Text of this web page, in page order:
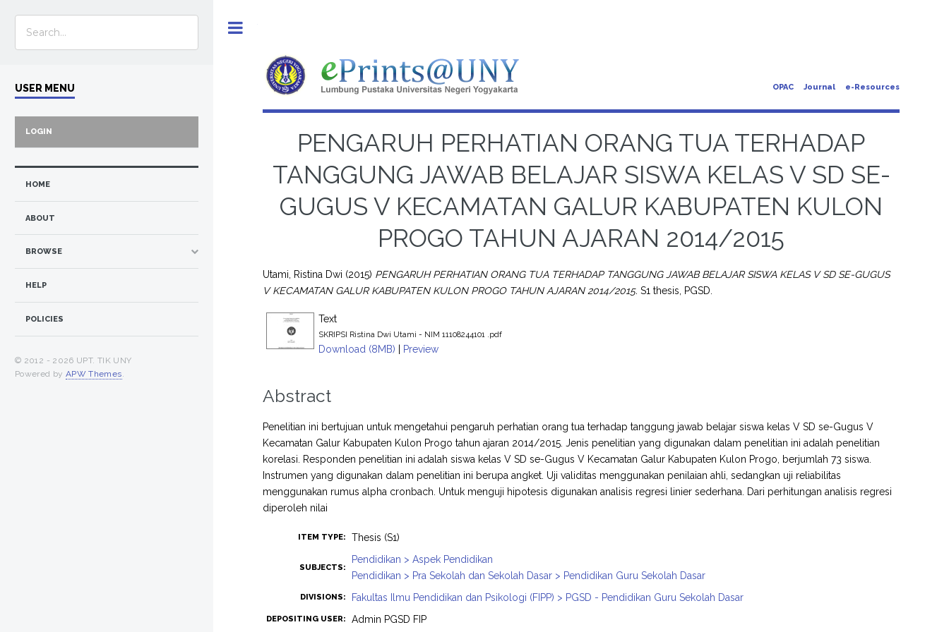
OPAC Journal e-Resources
PENGARUH PERHATIAN ORANG TUA TERHADAP
TANGGUNG JAWAB BELAJAR SISWA KELAS V SD SE-
GUGUS V KECAMATAN GALUR KABUPATEN KULON
PROGO TAHUN AJARAN 2014/2015
Utami, Ristina Dwi (2015) PENGARUH PERHATIAN ORANG TUA TERHADAP TANGGUNG JAWAB BELAJAR SISWA KELAS V SD SE-GUGUS
V KECAMATAN GALUR KABUPATEN KULON PROGO TAHUN AJARAN 2014/2015. S1 thesis, PGSD.
Text
SKRIPSI Ristina Dwi Utami - NIM 11108244101 .pdf
Download (8MB) | Preview
Abstract
Penelitian ini bertujuan untuk mengetahui pengaruh perhatian orang tua terhadap tanggung jawab belajar siswa kelas V SD se-Gugus V
Kecamatan Galur Kabupaten Kulon Progo tahun ajaran 2014/2015. Jenis penelitian yang digunakan dalam penelitian ini adalah penelitian
korelasi. Responden penelitian ini adalah siswa kelas V SD se-Gugus V Kecamatan Galur Kabupaten Kulon Progo, berjumlah 73 siswa.
Instrumen yang digunakan dalam penelitian ini berupa angket. Uji validitas menggunakan penilaian ahli, sedangkan uji reliabilitas
menggunakan rumus alpha cronbach. Untuk menguji hipotesis digunakan analisis regresi linier sederhana. Dari perhitungan analisis regresi
diperoleh nilai
ITEM TYPE: Thesis (S1)
SUBJECTS:
Pendidikan > Aspek Pendidikan
Pendidikan > Pra Sekolah dan Sekolah Dasar > Pendidikan Guru Sekolah Dasar
DIVISIONS: Fakultas Ilmu Pendidikan dan Psikologi (FIPP) > PGSD - Pendidikan Guru Sekolah Dasar
DEPOSITING USER: Admin PGSD FIP
USER MENU
LOGIN
HOME
ABOUT
BROWSE
HELP
POLICIES
© 2012 - 2026 UPT. TIK UNY
Powered by APW Themes